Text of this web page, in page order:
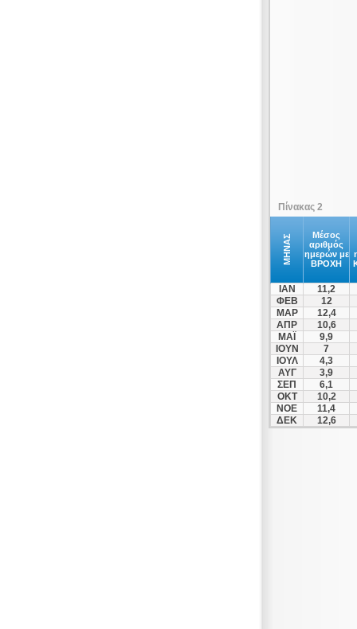
Πίνακας 2
ΜΗΝΑΣ
Μέσος
αριθμός
ημερών με
ΒΡΟΧΗ
ΙΑΝ
11,2
ΦΕΒ
12
ΜΑΡ
12,4
ΑΠΡ
10,6
ΜΑΪ
9,9
ΙΟΥΝ
7
ΙΟΥΛ
4,3
ΑΥΓ
3,9
ΣΕΠ
6,1
ΟΚΤ
10,2
ΝΟΕ
11,4
ΔΕΚ
12,6